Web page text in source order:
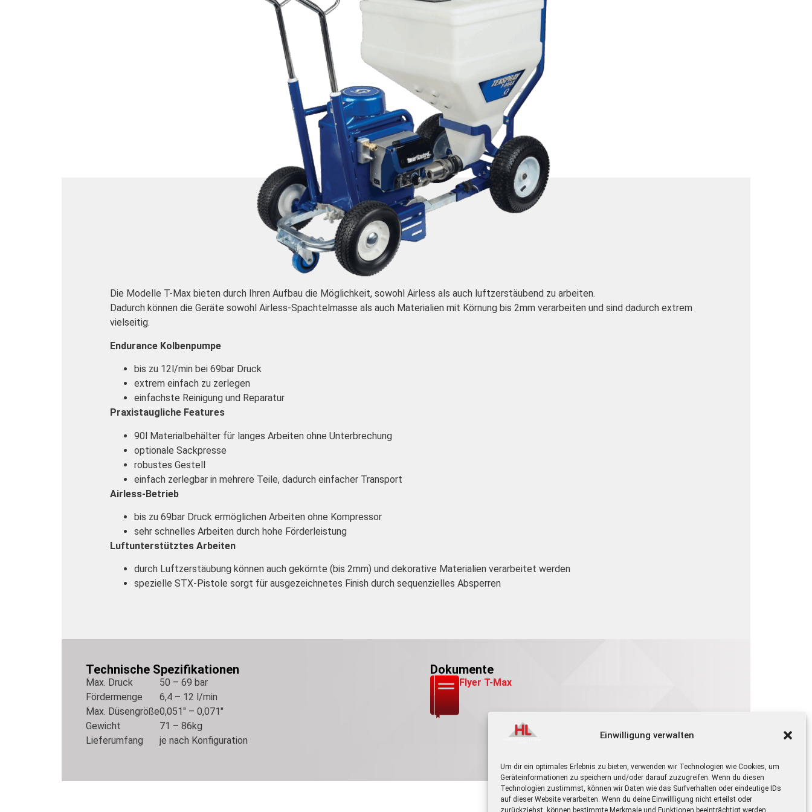
Einwilligung verwalten
Um dir ein optimales Erlebnis zu bieten, verwenden wir Technologien wie Cookies, um
Geräteinformationen zu speichern und/oder darauf zuzugreifen. Wenn du diesen
Technologien zustimmst, können wir Daten wie das Surfverhalten oder eindeutige IDs
auf dieser Website verarbeiten. Wenn du deine Einwillligung nicht erteilst oder
zurückziehst, können bestimmte Merkmale und Funktionen beeinträchtigt werden.
Die Modelle T-Max bieten durch Ihren Aufbau die Möglichkeit, sowohl Airless als auch luftzerstäubend zu arbeiten.
Dadurch können die Geräte sowohl Airless-Spachtelmasse als auch Materialien mit Körnung bis 2mm verarbeiten und sind dadurch extrem
vielseitig.
Endurance Kolbenpumpe
bis zu 12l/min bei 69bar Druck
extrem einfach zu zerlegen
einfachste Reinigung und Reparatur
Praxistaugliche Features
90l Materialbehälter für langes Arbeiten ohne Unterbrechung
optionale Sackpresse
robustes Gestell
einfach zerlegbar in mehrere Teile, dadurch einfacher Transport
Airless-Betrieb
bis zu 69bar Druck ermöglichen Arbeiten ohne Kompressor
sehr schnelles Arbeiten durch hohe Förderleistung
Luftunterstütztes Arbeiten
durch Luftzerstäubung können auch gekörnte (bis 2mm) und dekorative Materialien verarbeitet werden
spezielle STX-Pistole sorgt für ausgezeichnetes Finish durch sequenzielles Absperren
Technische Spezifikationen
Max. Druck
Fördermenge
Max. Düsengröße
Gewicht
Lieferumfang
50 – 69 bar
6,4 – 12 l/min
0,051″ – 0,071″
71 – 86kg
je nach Konfiguration
Dokumente
Flyer T-Max